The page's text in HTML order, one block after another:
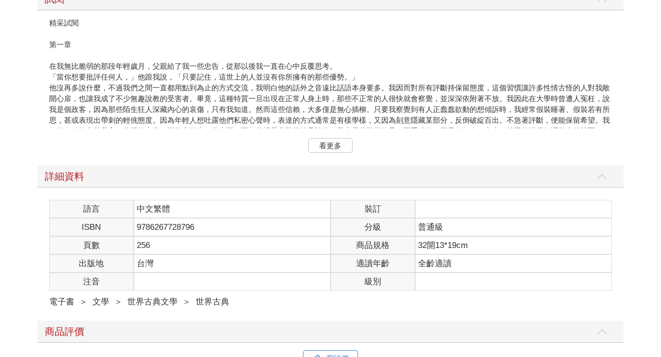
精采試閱
第一章
在我無比脆弱的那段年輕歲月，父親給了我一些忠告，從那以後我一直在心中反覆思考。
「當你想要批評任何人，」他跟我說，「只要記住，這世上的人並沒有你所擁有的那些優勢。」
他沒再多說什麼，不過我們之間一直都用點到為止的方式交流，我明白他的話外之音遠比話語本身要多。我因而對所有評斷持保留態度，這個習慣讓許多性情古怪的人對我敞
開心扉，也讓我成了不少無趣說教的受害者。畢竟，這種特質一旦出現在正常人身上時，那些不正常的人很快就會察覺，並深深依附著不放。我因此在大學時曾遭人冤枉，說
我是個政客，因為那些陌生狂人深藏內心的哀傷，只有我知道。然而這些信賴，大多僅是無心插柳。只要我察覺到有人正蠢蠢欲動的想傾訴時，我經常假裝睡著、假裝若有所
思，甚或表現出帶刺的輕佻態度。因為年輕人想吐露他們私密心聲時，表達的方式通常是有樣學樣，又因為刻意隱藏某部分，反倒破綻百出。不急著評斷，便能保留希望。我
仍然有點擔心若我忘了父親的忠告，可能會錯失一些東西。正如父親帶著階級偏見說的，我也帶著階級偏見一再重述的：不是每個人一出生，就天然懂得何謂基本的體面。
然而，在對自己的寬容度一番自誇後，我得承認，寬容終究是有極限的。人的行為或許是建立在堅硬的岩石上，或許可能源自於濕軟的沼澤，但只要超過某個界限，我便不管
那是建立在什麼基礎上了。去年秋天自東部回來之後，我便恨不得這世上的人永遠穿上制服、向道德立正站好。我不願再經歷什麼放縱的出走，即使那曾賦予我窺探人心深處
的魅力，一種對人生即將兌現的、格外敏銳的能力，彷彿精巧儀器般，能探測到千里之外的地震。這種能力的敏銳，跟那種被冠以「創造性氣質」的脆弱易感完全不同，而是
擁抱希望的非凡天賦，是一種為浪漫與理想隨時準備就位的特質。這種特質，我從未在其他人身上發現過，也可能此生再也不會遇見。沒錯，到頭來，蓋茲比這個人本身並沒
我家已長達三代都住在這個中西部城市，是個顯赫富裕的家族。卡拉威家算是某種世族，有個因襲的說法，說我們是巴克盧公爵的後代。但實際上我們家族的創始人，是我祖
父的兄弟，一八五一年時他來到此地，找人代替他參加內戰，然後開始做批發五金的生意，這個生意如今由我父親負責經營。
我從未見過這位叔公，但我應該長得蠻像他，尤其像他那幅掛在父親辦公室冷硬風格的肖像畫。一九一五年，我從紐哈芬畢業，比父親晚了四分之一個世紀左右，沒過多久我
參加了那場被稱為「世界大戰」的、遲來的日耳曼大遷移。我對這場反突襲投入得相當徹底，以至於回來後反倒坐立難安。中西部不再是這個世界溫暖的中心，反而像是宇宙
殘破的盡頭。於是我決定去東邊學習債券業務。我認識的每個人都在做債券，我猜想這行業應該還能再多養一名單身男子。我所有的伯伯嬸嬸們都在討論這件事，彷彿在為我
挑選預備學校似的，最後他們才一臉嚴肅的說了聲：「呃，就……這樣吧。」父親同意資助我一年，在經過各種拖延後，我才在一九二二年春天來到了東部，那時我以為，我
會永遠待在這裡。
比較務實的作法，是要先在市區找間房子，但那時正值溫暖時節，我又剛從一個有著寬闊草坪、和舒適樹木的地方離開，因此辦公室一位年輕同事提議，一起在通勤小鎮租棟
本還有一隻狗，在牠跑掉前，至少我還養了牠幾天。我還有一輛舊道奇轎車、和一位芬蘭女士，她能替我整理床鋪、煮早餐，以及在電爐旁自言自語咕噥著芬蘭人的睿智見
解。
看更多
詳細資料
語言 中文繁體
裝訂
ISBN
9786267728796 分級
普通級
頁數
256 商品規格
32開13*19cm
出版地
台灣 適讀年齡
全齡適讀
注音
級別
電子書 ＞ 文學 ＞ 世界古典文學 ＞ 世界古典
商品評價